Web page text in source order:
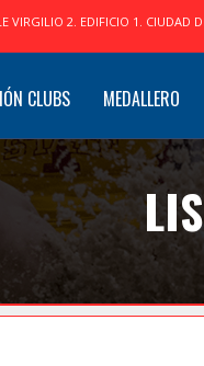
VIRGILIO 2. EDIFICIO 1. CIUDAD
CLUBS MEDALLERO